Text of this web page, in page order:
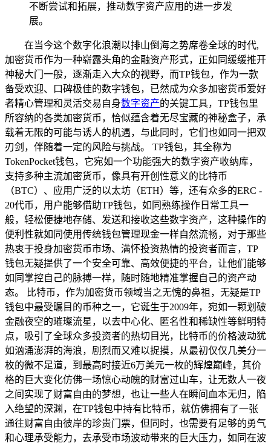
不断尝试和拓展，推动数字资产应用的进一步发
展。
在当今这个数字化浪潮以排山倒海之势席卷全球的时代,
加密货币作为一种崭露头角的金融资产形式，正如同缓缓推开
神秘大门一般，逐渐走入大众的视野，而TP钱包，作为一款
备受欢迎、口碑极佳的数字钱包，已然成为众多加密货币爱好
者精心管理和灵活交易自身数字资产的关键工具，TP钱包里
所容纳的各类加密货币，恰似蕴含着无尽宝藏的神秘盒子，承
载着无限的可能与诱人的机遇，与此同时，它们也如同一把双
刃剑，伴随着一定的风险与挑战。 TP钱包，其全称为
TokenPocket钱包，它宛如一个功能强大的数字资产收纳库，
支持多种主流加密货币，像具有开创性意义的比特币
（BTC）、应用广泛的以太坊（ETH）等，还有众多的ERC -
20代币，用户能够借助TP钱包，如同熟练操作日常工具一
般，轻松便捷地存储、发送和接收这些数字资产，这种操作的
便利性就如同使用传统钱包管理现金一样自然流畅，对于那些
热衷于投身加密货币市场、满怀投资热情的投资者而言，TP
钱包无疑提供了一个安全可靠、高效便捷的平台，让他们能够
如同掌控自己的脉搏一样，随时随地精准掌握自己的资产动
态。 比特币，作为加密货币领域当之无愧的鼻祖，无疑是TP
钱包中最受瞩目的币种之一，它诞生于2009年，宛如一颗划破
金融夜空的璀璨流星，以去中心化、匿名性和稀缺性等鲜明特
点，吸引了全球众多投资者的热切目光，比特币的价格波动犹
如汹涌澎湃的海浪，剧烈而又难以捉摸，从最初仅仅几美分一
枚的微不足道，到最高时接近6万美元一枚的辉煌巅峰，其价
格的巨大变化仿佛一场惊心动魄的财富过山车，让无数人一夜
之间实现了财富自由的梦想，也让一些人在瞬间血本无归，陷
入绝望的深渊，在TP钱包中持有比特币，就仿佛拥有了一张
通往财富自由彼岸的珍贵门票，但同时，也需要有足够的勇气
和心理承受能力，去承受市场波动带来的巨大压力，如同在波